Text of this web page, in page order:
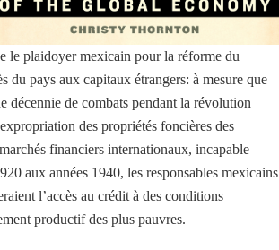
le plaidoyer mexicain pour la réforme du
du pays aux capitaux étrangers: à mesure que
décennie de combats pendant la révolution
des propriétés foncières des
financiers internationaux, incapable
aux années 1940, les responsables mexicains
l’accès au crédit à des conditions
productif des plus pauvres.